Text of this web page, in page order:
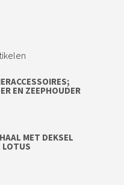
EN ZEEPHOUDER
MET DEKSEL
LOTUS